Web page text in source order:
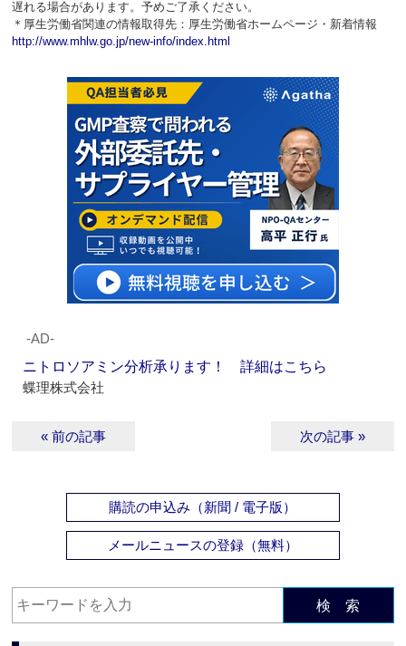
遅れる場合があります。予めご了承ください。
＊厚生労働省関連の情報取得先：厚生労働省ホームページ・新着情報
http://www.mhlw.go.jp/new-info/index.html
‐AD‐
ニトロソアミン分析承ります！ 詳細はこちら
蝶理株式会社
« 前の記事 次の記事 »
購読の申込み（新聞 / 電子版）
メールニュースの登録（無料）
検 索